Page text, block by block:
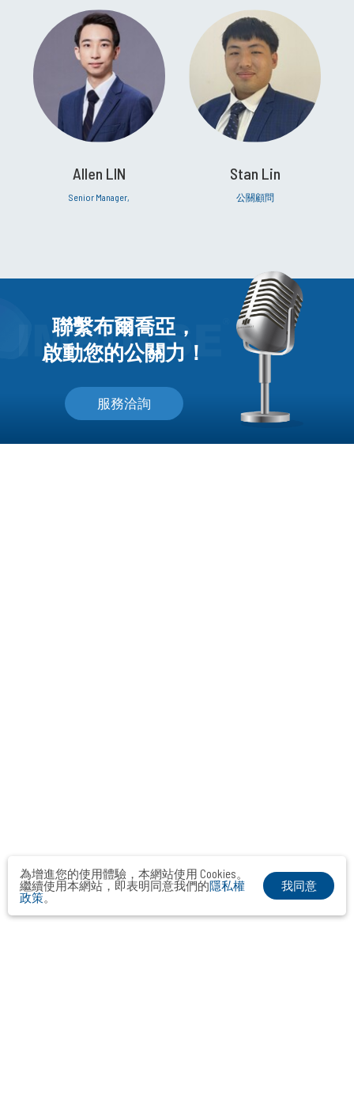
Allen LIN
Senior Manager,
Stan Lin
公關顧問
聯繫布爾喬亞，
啟動您的公關力！
服務洽詢
為增進您的使用體驗，本網站使用 Cookies。
繼續使用本網站，即表明同意我們的隱私權
政策。
我同意